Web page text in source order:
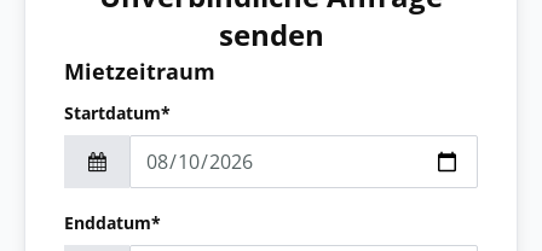
senden
Mietzeitraum
Startdatum*
Enddatum*